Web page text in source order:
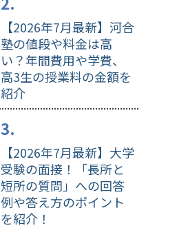
【2026年7月最新】河合
塾の値段や料金は高
い？年間費用や学費、
高3生の授業料の金額を
紹介
【2026年7月最新】大学
受験の面接！「長所と
短所の質問」への回答
例や答え方のポイント
を紹介！